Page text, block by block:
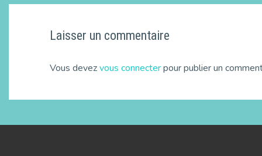
Laisser un commentaire
Vous devezvous connecterpour publier un